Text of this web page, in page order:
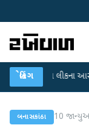
બ્રેકિંગ
લીકના આરોપો પર
બનાસકાંઠા 10